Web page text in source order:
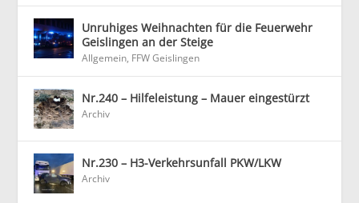
Unruhiges Weihnachten für die Feuerwehr
Geislingen an der Steige
Allgemein, FFW Geislingen
Nr.240 – Hilfeleistung – Mauer eingestürzt
Archiv
Nr.230 – H3-Verkehrsunfall PKW/LKW
Archiv